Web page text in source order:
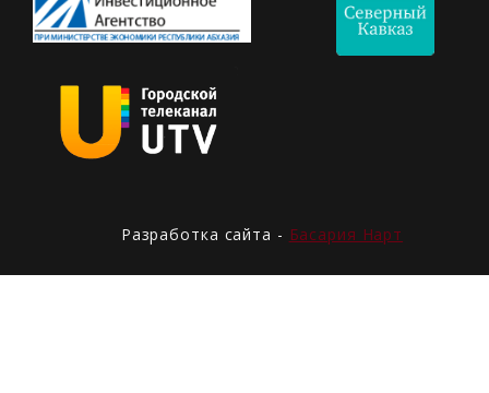
Разработка сайта - Басария Нарт